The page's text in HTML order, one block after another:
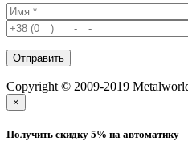
Copyright © 2009-2019
×
Получить скидку 5% на автоматику